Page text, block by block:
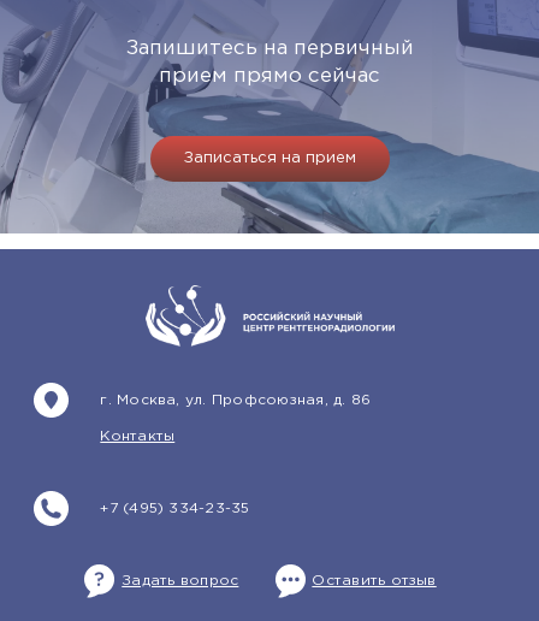
Запишитесь на первичный
прием прямо сейчас
Записаться на прием
+7 (495) 334-23-35
г. Москва, ул. Профсоюзная, д. 86
Контакты
Задать вопрос Оставить отзыв